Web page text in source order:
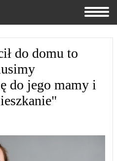
do domu to
do jego mamy i